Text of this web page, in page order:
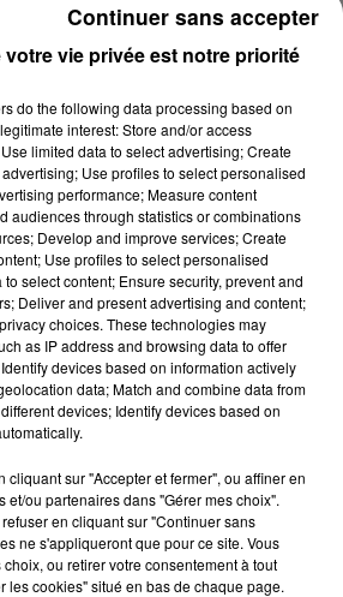
en découle. Elle parle d'une
au sein de l'Eglise catholique
des relations sexuelles, soit
relation exclusive, soit avec
Pour elle, l'Eglise catholique
affectifs et sexuels", ce qui
dérives : viols de religieuses
des mineurs.
Jour" milite évidemment aussi
de célibat pour les
par l'Eglise catholique au
réguler les mœurs de ses abbés
raisons financières : l'héritage
systématiquement à l'Eglise.
dénoncent donc une loi
ne figure pas textuellement
votre vie privée est notre priorité
do the following data processing based on
interest: Store and/or access
limited data to select advertising; Create
Use profiles to select personalised
performance; Measure content
audiences through statistics or combinations
Develop and improve services; Create
Use profiles to select personalised
select content; Ensure security, prevent and
Deliver and present advertising and content;
choices. These technologies may
as IP address and browsing data to offer
devices based on information actively
data; Match and combine data from
devices; Identify devices based on
cliquant sur "Accepter et fermer", ou affiner en
et/ou partenaires dans "Gérer mes choix".
en cliquant sur "Continuer sans
ne s'appliqueront que pour ce site. Vous
ou retirer votre consentement à tout
les cookies" situé en bas de chaque page.
Continuer sans accepter